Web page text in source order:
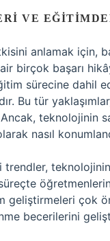
VE
anlamak için,
birçok başarı
sürecine
Bu tür
teknolojinin
nasıl
geliştirmeleri çok
becerilerini